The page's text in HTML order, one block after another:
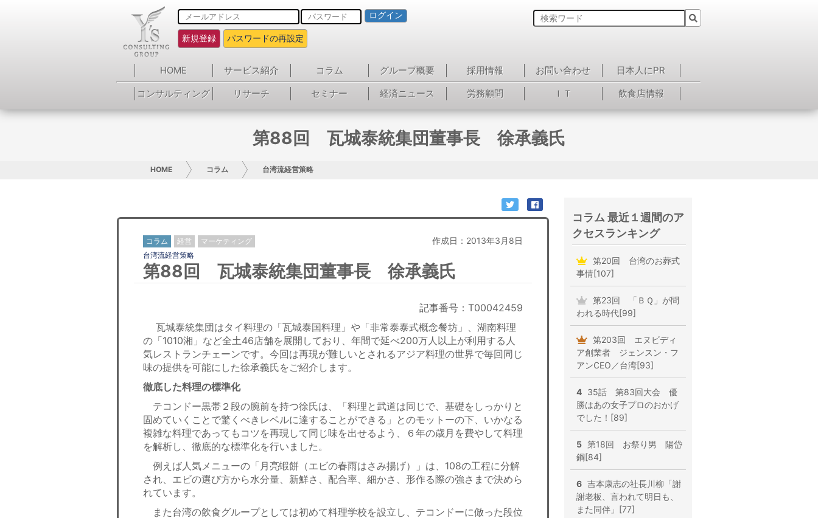
ログイン
新規登録 パスワードの再設定
HOME サービス紹介 コラム グループ概要 採用情報 お問い合わせ
日本人にPR
コンサルティング
リサーチ セミナー 経済ニュース 労務顧問 ＩＴ 飲食店情報
第88回 瓦城泰統集団董事長 徐承義氏
HOME コラム 台湾流経営策略
コラム 経営 マーケティング 作成日：2013年3月8日
台湾流経営策略
第88回 瓦城泰統集団董事長 徐承義氏
記事番号：T00042459
瓦城泰統集団はタイ料理の「瓦城泰国料理」や「非常泰泰式概念餐坊」、湖南料理
の「1010湘」など全土46店舗を展開しており、年間で延べ200万人以上が利用する人
気レストランチェーンです。今回は再現が難しいとされるアジア料理の世界で毎回同じ
味の提供を可能にした徐承義氏をご紹介します。
徹底した料理の標準化
テコンドー黒帯２段の腕前を持つ徐氏は、「料理と武道は同じで、基礎をしっかりと
固めていくことで驚くべきレベルに達することができる」とのモットーの下、いかなる
複雑な料理であってもコツを再現して同じ味を出せるよう、６年の歳月を費やして料理
を解析し、徹底的な標準化を行いました。
例えば人気メニューの「月亮蝦餅（エビの春雨はさみ揚げ）」は、108の工程に分解
され、エビの選び方から水分量、新鮮さ、配合率、細かさ、形作る際の強さまで決めら
れています。
また台湾の飲食グループとしては初めて料理学校を設立し、テコンドーに倣った段位
コラム 最近１週間のア
クセスランキング
第20回 台湾のお葬式
事情[107]
第23回 「ＢＱ」が問
われる時代[99]
第203回 エヌビディ
ア創業者 ジェンスン・フ
アンCEO／台湾[93]
4 35話 第83回大会 優
勝はあの女子プロのおかげ
でした！[89]
5 第18回 お祭り男 陽岱
鋼[84]
6 吉本康志の社長川柳「謝
謝老板、言われて明日も、
また同伴」[77]